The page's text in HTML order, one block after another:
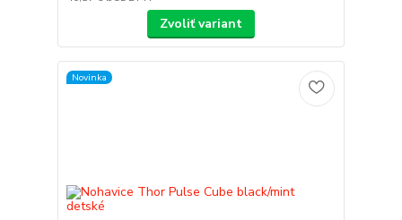
Zvoliť variant
Novinka